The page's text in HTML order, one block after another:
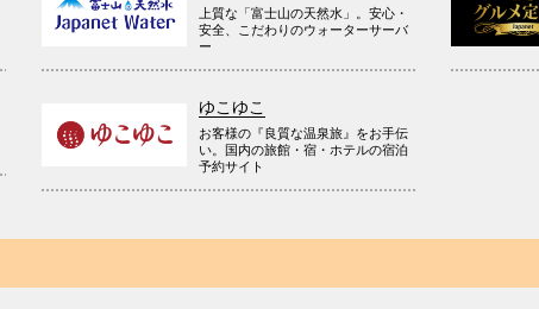
上質な「富士山の天然水」。安心・
安全、こだわりのウォーターサーバ
ー
ゆこゆこ
お客様の『良質な温泉旅』をお手伝
い。国内の旅館・宿・ホテルの宿泊
予約サイト